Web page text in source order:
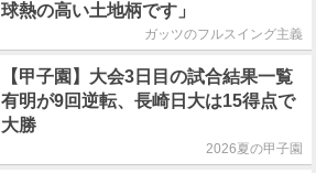
球熱の高い土地柄です」
ガッツのフルスイング主義
【甲子園】大会3日目の試合結果一覧
有明が9回逆転、長崎日大は15得点で
大勝
2026夏の甲子園